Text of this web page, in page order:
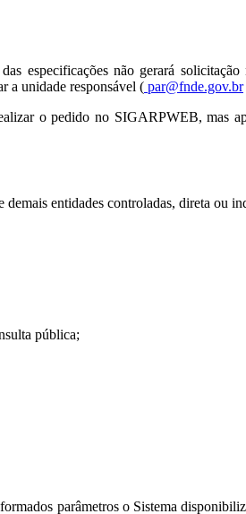
especificações não gerará
a unidade responsável ( par@fnde.gov.br
o pedido no SIGARPWEB, mas
entidades controladas, direta ou
pública;
parâmetros o Sistema